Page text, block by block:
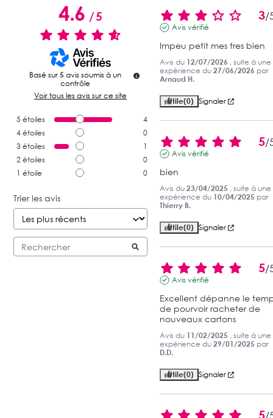
4.6/5
Basé sur 5 avis soumis à un
contrôle
Voir tous les avis sur ce site
5 étoiles
4
4 étoiles
0
3 étoiles
1
2 étoiles
0
1 étoile 0
Trier les avis
3/
Avis vérifié
Impeu petit mes tres bien
Avis du 12/07/2026 , suite à une
expérience du 27/06/2026 par
Arnaud H.
Utile(0) Signaler
5/
Avis vérifié
bien
Avis du 23/04/2025 , suite à une
expérience du 10/04/2025 par
Thierry B.
Utile(0) Signaler
5/
Avis vérifié
Excellent dépanne le
de pourvoir racheter de
nouveaux cartons
Avis du 11/02/2025 , suite à une
expérience du 29/01/2025 par
D.D.
Utile(0) Signaler
5